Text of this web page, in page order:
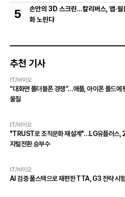
5
손안의 3D 스크린…칼리버스, 앱·필
화 노린다
추천 기사
IT/바이오
“대화면 폴더블폰 경쟁”…애플, 아이폰 폴드에
울질
IT/바이오
"TRUST로 조직문화 재설계"…LG유플러스,
지털전환 승부수
IT/바이오
AI 검증 풀스택으로 재편한 TTA, G3 전략 시